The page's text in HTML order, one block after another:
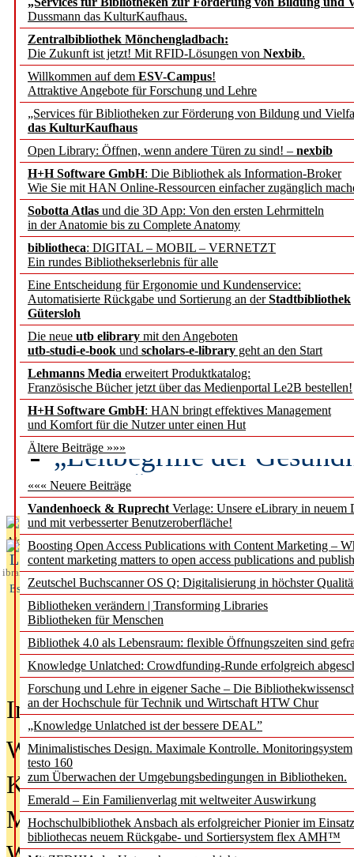
Dussmann das KulturKaufhaus.
Zentralbibliothek Mönchengladbach:
Die Zukunft ist jetzt! Mit RFID-Lösungen von Nexbib.
Willkommen auf dem ESV-Campus!
Attraktive Angebote für Forschung und Lehre
„Services für Bibliotheken zur Förderung von Bildung und
das KulturKaufhaus
Open Library: Öffnen, wenn andere Türen zu sind! – nexbib
H+H Software GmbH: Die Bibliothek als Information-Broker
Wie Sie mit HAN Online-Ressourcen einfacher zugänglich
Sobotta Atlas und die 3D App: Von den ersten Lehrmitteln
in der Anatomie bis zu Complete Anatomy
bibliotheca: DIGITAL – MOBIL – VERNETZT
Ein rundes Bibliothekserlebnis für alle
Eine Entscheidung für Ergonomie und Kundenservice:
Automatisierte Rückgabe und Sortierung an derStadtbibliothek
Gütersloh
Die neue utb elibrary mit den Angeboten
utb-studi-e-book und scholars-e-library geht an den Start
Lehmanns Media erweitert Produktkatalog:
Französische Bücher jetzt über das Medienportal Le2B bestellen!
H+H Software GmbH: HAN bringt effektives Management
und Komfort für die Nutzer unter einen Hut
Ältere Beiträge »»»
««« Neuere Beiträge
Vandenhoeck & Ruprecht Verlage: Unsere eLibrary in neuem
und mit verbesserter Benutzeroberfläche!
Boosting Open Access Publications with Content Marketing –
content marketing matters to open access publications and
Zeutschel Buchscanner OS Q: Digitalisierung in höchster
Bibliotheken verändern | Transforming Libraries
Bibliotheken für Menschen
Bibliothek 4.0 als Lebensraum: flexible Öffnungszeiten sind
Knowledge Unlatched: Crowdfunding-Runde erfolgreich
Forschung und Lehre in eigener Sache – Die
an der Hochschule für Technik und Wirtschaft HTW Chur
„Knowledge Unlatched ist der bessere DEAL”
Minimalistisches Design. Maximale Kontrolle. Monitoringsystem
testo 160
zum Überwachen der Umgebungsbedingungen in Bibliotheken.
Emerald – Ein Familienverlag mit weltweiter Auswirkung
Hochschulbibliothek Ansbach als erfolgreicher Pionier im
bibliothecas neuem Rückgabe- und Sortiersystem flex AMH™
angepasst
konstruktiv!
Mohr Siebeck
und die Zeitschrift für
Francke Attempto
EBSCO Information
Recherchefunktionen in
Sorbisches Institut neu
Geschichte und
Künstliche Intelligenz
besser zu verstehen
„Leitbegriffe der
des BIÖG erscheinen
Aktuelles aus
L
ibrary
Essentials
In der Ausgabe06/2026(August
Was Hochschul­bibliotheken von
Kinder in der digitalen Welt
Metadaten als Infrastruktur